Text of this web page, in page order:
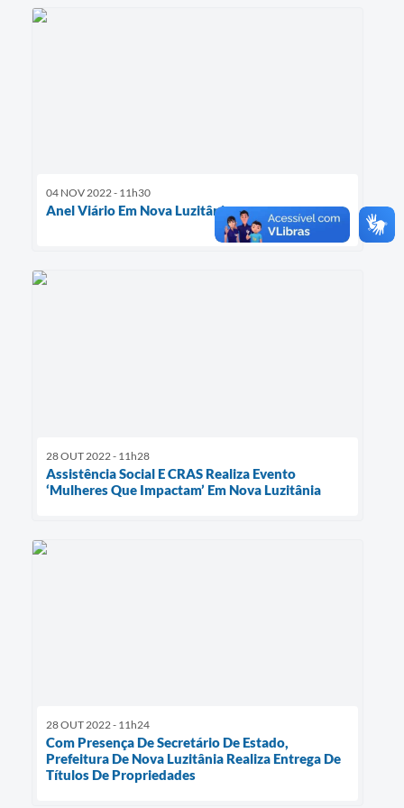
04 NOV 2022 - 11h30
Anel Viário Em Nova Luzitânia
28 OUT 2022 - 11h28
Assistência Social E CRAS Realiza Evento
‘Mulheres Que Impactam’ Em Nova Luzitânia
28 OUT 2022 - 11h24
Com Presença De Secretário De Estado,
Prefeitura De Nova Luzitânia Realiza Entrega De
Títulos De Propriedades